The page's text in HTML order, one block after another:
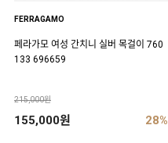
FERRAGAMO
페라가모 여성 간치니 실버 목걸이 760
133 696659
215,000원
155,000원 28%